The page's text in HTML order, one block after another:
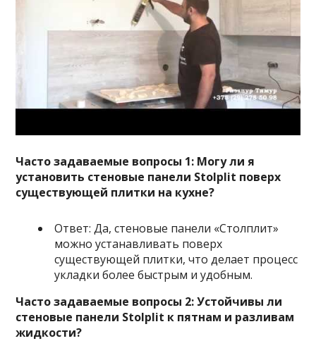
Часто задаваемые вопросы 1: Могу ли я
установить стеновые панели Stolplit поверх
существующей плитки на кухне?
Ответ: Да, стеновые панели «Столплит»
можно устанавливать поверх
существующей плитки, что делает процесс
укладки более быстрым и удобным.
Часто задаваемые вопросы 2: Устойчивы ли
стеновые панели Stolplit к пятнам и разливам
жидкости?